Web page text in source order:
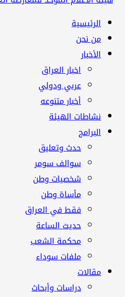
القائمة
الرئيسية
الرئيسية
من نحن
الأخبار
اخبار العراق
عربي ودولي
أخبار متنوعه
نشاطات الهيئة
البرامج
حدث وتعليق
سوالف سومر
شخصيات وطن
مأساة وطن
فقط في العراق
حديث الساعة
محكمة الشعب
ملفات سوداء
مقالات
دراسات وأبحاث